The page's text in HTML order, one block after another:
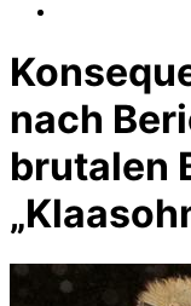
nach
brutalen